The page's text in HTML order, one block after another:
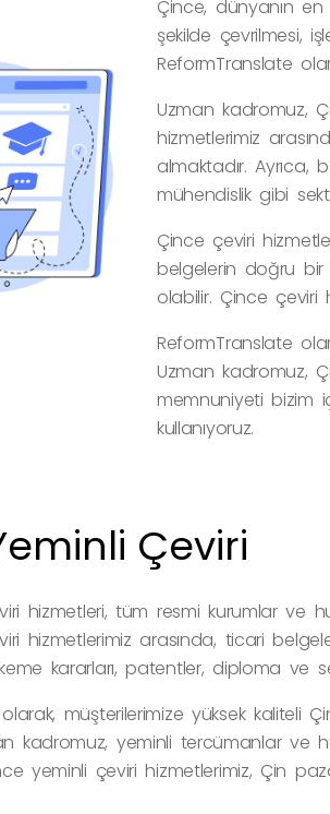
Çince, dünyanın
şekilde çevrilmesi,
ReformTranslate
Uzman kadromuz,
hizmetlerimiz
almaktadır. Ayrıca,
mühendislik gibi
Çince çeviri
belgelerin doğru bir
olabilir. Çince çeviri
ReformTranslate
Uzman kadromuz,
memnuniyeti bizim
kullanıyoruz.
Çeviri
hizmetleri, tüm resmi kurumlar ve
hizmetlerimiz arasında, ticari
kararları, patentler, diploma ve
müşterilerimize yüksek kaliteli
kadromuz, yeminli tercümanlar ve
yeminli çeviri hizmetlerimiz, Çin